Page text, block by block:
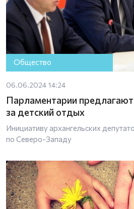
Общество
06.06.2024 14:24
Парламентарии
за детский отдых
Инициативу архангельских
по Северо-Западу